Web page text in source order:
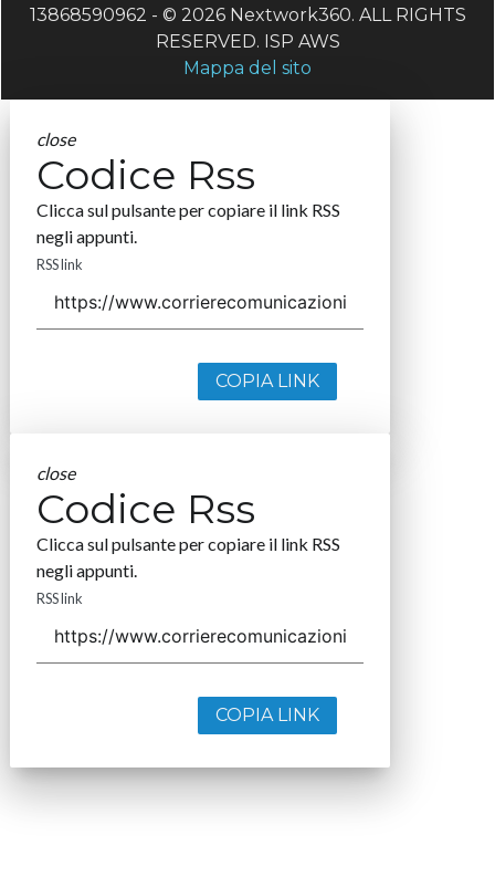
13868590962 - © 2026 Nextwork360. ALL RIGHTS
RESERVED. ISP AWS
Mappa del sito
close
Codice Rss
Clicca sul pulsante per copiare il link RSS
negli appunti.
RSS link
COPIA LINK
close
Codice Rss
Clicca sul pulsante per copiare il link RSS
negli appunti.
RSS link
COPIA LINK